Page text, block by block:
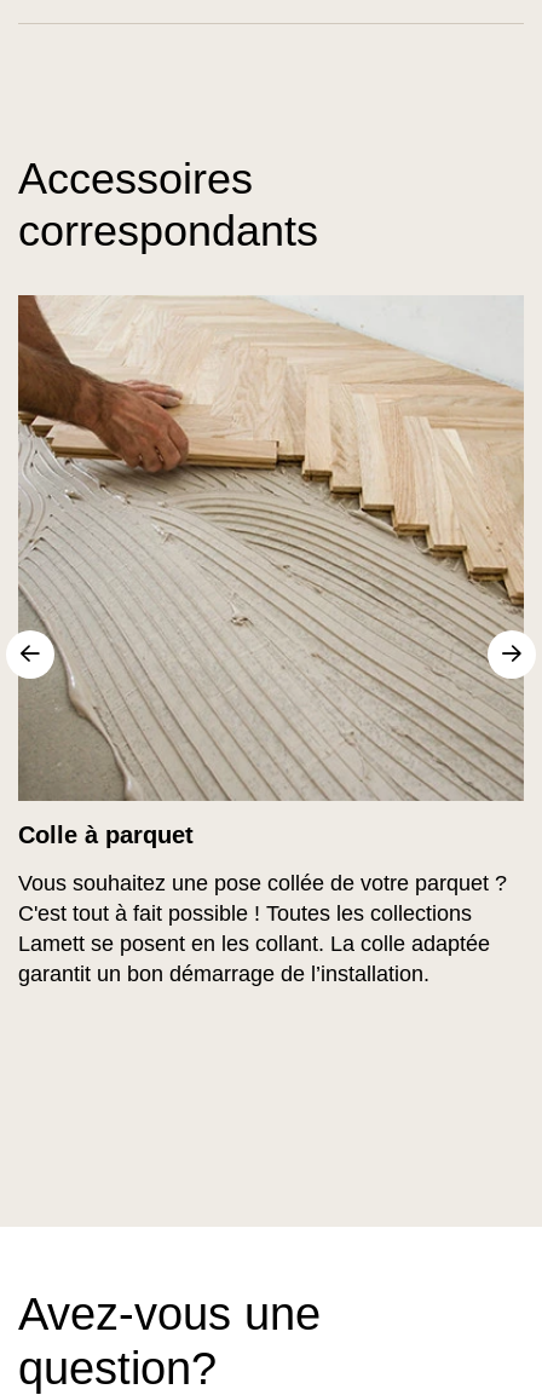
Accessoires
correspondants
Colle à parquet
Vous souhaitez une pose collée de votre parquet ?
C'est tout à fait possible ! Toutes les collections
Lamett se posent en les collant. La colle adaptée
garantit un bon démarrage de l’installation.
sr.arrow prev
Avez-vous une
question?